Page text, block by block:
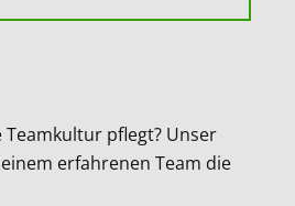
pflegt? Unser
erfahrenen Team die